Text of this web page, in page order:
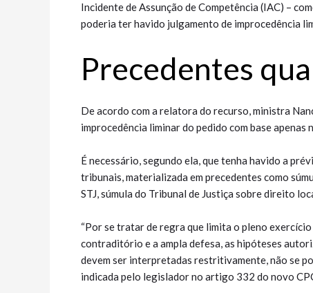
Incidente de Assunção de Competência (IAC) –
poderia ter havido julgamento de improcedência
Precedentes
De acordo com a relatora do recurso, ministra
improcedência liminar do pedido com base
É necessário, segundo ela, que tenha havido a
tribunais, materializada em precedentes como
STJ, súmula do Tribunal de Justiça sobre direito
“Por se tratar de regra que limita o pleno
contraditório e a ampla defesa, as hipóteses
devem ser interpretadas restritivamente, não se
indicada pelo legislador no artigo 332 do novo